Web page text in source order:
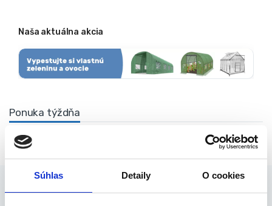
Súhlas Detaily O cookies
Naša aktuálna akcia
Ponuka týždňa
Predchádzajúca ponuka Ďalšia ponuka